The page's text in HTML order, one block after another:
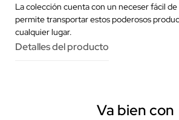
La colección cuenta con un neceser fácil
permite transportar estos poderosos
cualquier lugar.
Detalles del producto
Va bien con